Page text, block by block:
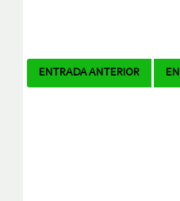
Navegador
ENTRADA ANTERIOR